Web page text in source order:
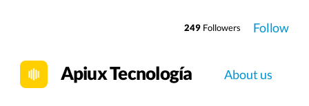
249 Followers Follow
Apiux Tecnología About us